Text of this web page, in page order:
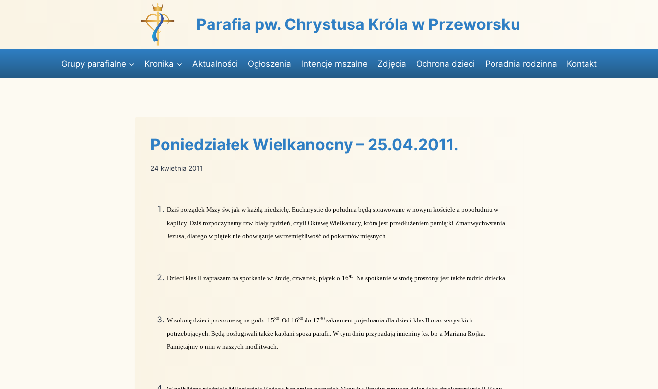
Parafia pw. Chrystusa Króla w Przeworsku
Grupy parafialne Kronika Aktualności Ogłoszenia Intencje mszalne Zdjęcia Ochrona dzieci Poradnia rodzinna Kontakt
Poniedziałek Wielkanocny – 25.04.2011.
24 kwietnia 2011
Dziś porządek Mszy św. jak w każdą niedzielę. Eucharystie do południa będą sprawowane w nowym kościele a popołudniu w
kaplicy. Dziś rozpoczynamy tzw. biały tydzień, czyli Oktawę Wielkanocy, która jest przedłużeniem pamiątki Zmartwychwstania
Jezusa, dlatego w piątek nie obowiązuje wstrzemięźliwość od pokarmów mięsnych.
Dzieci klas II zapraszam na spotkanie w: środę, czwartek, piątek o 1645 . Na spotkanie w środę proszony jest także rodzic dziecka.
W sobotę dzieci proszone są na godz. 1530 . Od 1630 do 1730 sakrament pojednania dla dzieci klas II oraz wszystkich
potrzebujących. Będą posługiwali także kapłani spoza parafii. W tym dniu przypadają imieniny ks. bp-a Mariana Rojka.
Pamiętajmy o nim w naszych modlitwach.